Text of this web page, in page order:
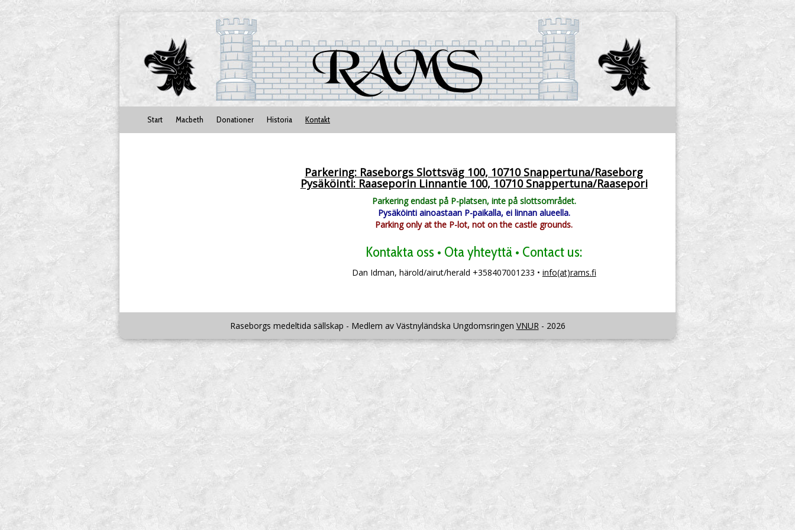
Start Macbeth Donationer Historia Kontakt
Parkering: Raseborgs Slottsväg 100, 10710 Snappertuna/Raseborg
Pysäköinti: Raaseporin Linnantie 100, 10710 Snappertuna/Raasepori
Parkering endast på P-platsen, inte på slottsområdet.
Pysäköinti ainoastaan P-paikalla, ei linnan alueella.
Parking only at the P-lot, not on the castle grounds.
Kontakta oss • Ota yhteyttä • Contact us:
Dan Idman, härold/airut/herald +358407001233 • info(at)rams.fi
Raseborgs medeltida sällskap - Medlem av Västnyländska Ungdomsringen VNUR- 2026